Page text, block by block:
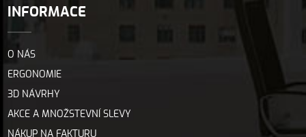
INFORMACE
O NÁS
ERGONOMIE
3D NÁVRHY
AKCE A MNOŽSTEVNÍ SLEVY
NÁKUP NA FAKTURU